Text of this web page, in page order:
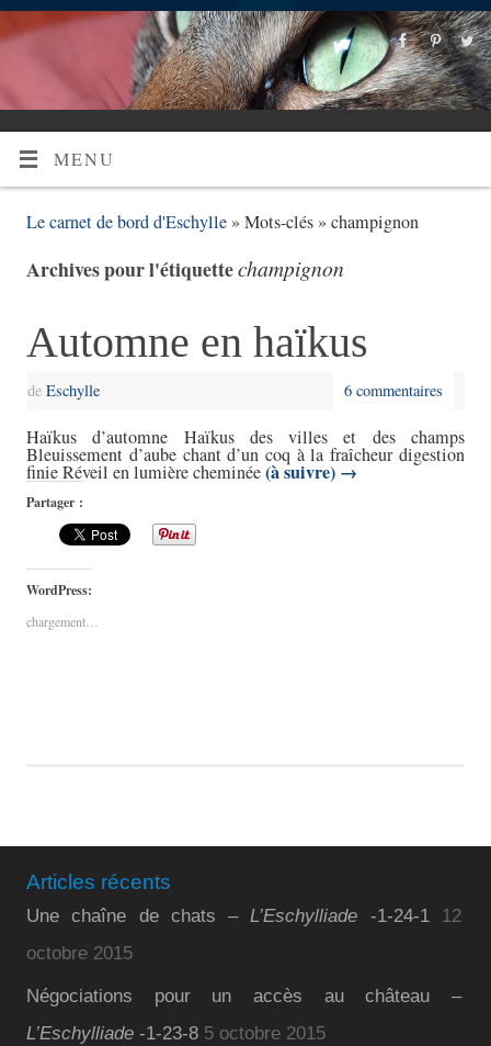
MENU
Le carnet de bord d'Eschylle » Mots-clés » champignon
Archives pour l'étiquettechampignon
Automne en haïkus
deEschylle 6 commentaires
Haïkus d’automne Haïkus des villes et des champs
Bleuissement d’aube chant d’un coq à la fraîcheur digestion
finie Réveil en lumière cheminée(à suivre) →
Partager :
WordPress:
chargement…
Articles récents
Une chaîne de chats –L’Eschylliade -1-24-1
12
octobre 2015
Négociations pour un accès au château –
L’Eschylliade -1-23-8 5 octobre 2015